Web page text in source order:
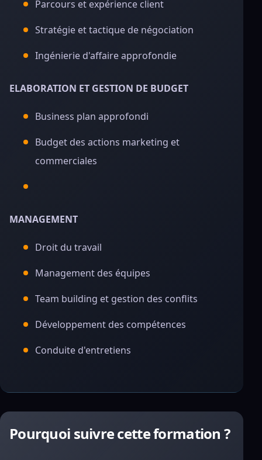
Parcours et expérience client
Stratégie et tactique de négociation
Ingénierie d'affaire approfondie
ELABORATION ET GESTION DE BUDGET
Business plan approfondi
Budget des actions marketing et
commerciales
MANAGEMENT
Droit du travail
Management des équipes
Team building et gestion des conflits
Développement des compétences
Conduite d'entretiens
Pourquoi suivre cette formation ?